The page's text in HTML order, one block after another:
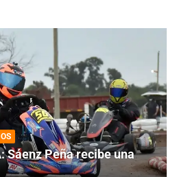
Sáenz Peña recibe una